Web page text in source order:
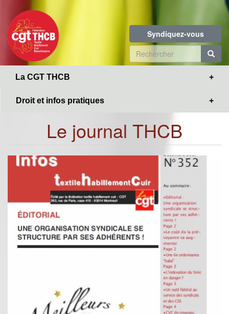
contenu
principal
Syndiquez-vous
Formulaire
de
La CGT THCB
Droit et infos pratiques
Le journal THCB